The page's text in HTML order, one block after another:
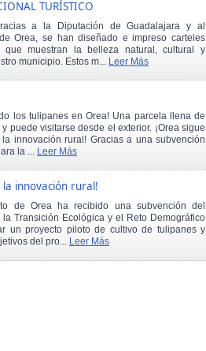
TURÍSTICO
a la Diputación de Guadalajara y al
Orea, se han diseñado e impreso carteles
que muestran la belleza natural, cultural y
municipio. Estos m... Leer Más
los tulipanes en Orea! Una parcela llena de
puede visitarse desde el exterior. ¡Orea sigue
innovación rural! Gracias a una subvención
la ... Leer Más
innovación rural!
de Orea ha recibido una subvención del
la Transición Ecológica y el Reto Demográfico
un proyecto piloto de cultivo de tulipanes y
del pro... Leer Más